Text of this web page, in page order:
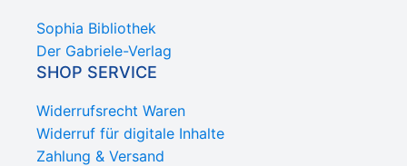
Sophia Bibliothek
Der Gabriele-Verlag
SHOP SERVICE
Widerrufsrecht Waren
Widerruf für digitale Inhalte
Zahlung & Versand